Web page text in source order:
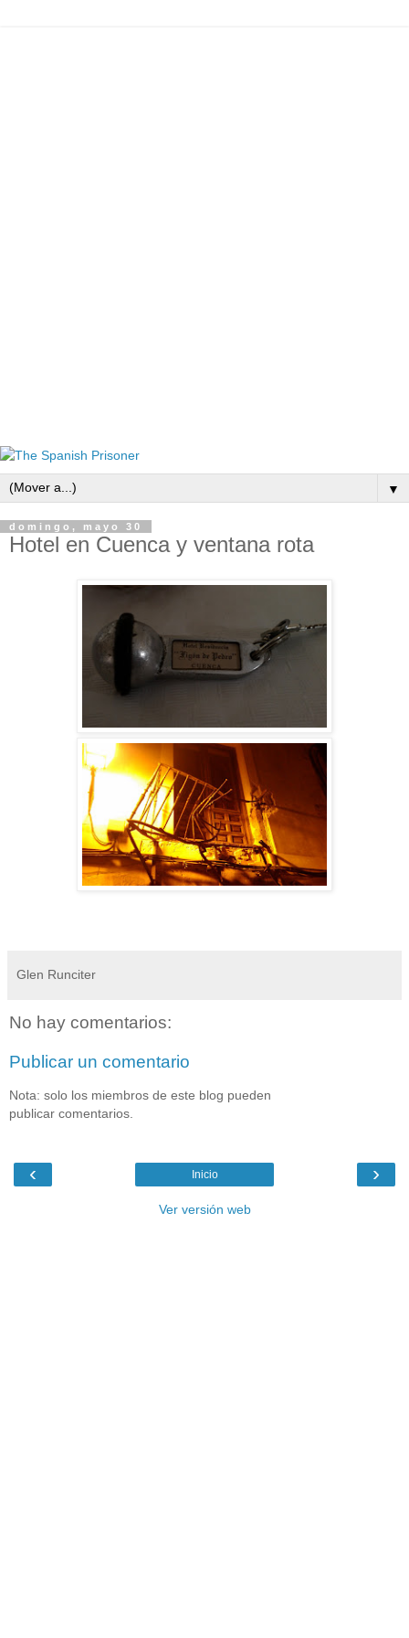
▼
domingo, mayo 30
Hotel en Cuenca y ventana rota
Glen Runciter
No hay comentarios:
Publicar un comentario
Nota: solo los miembros de este blog pueden
publicar comentarios.
‹ ›
Inicio
Ver versión web